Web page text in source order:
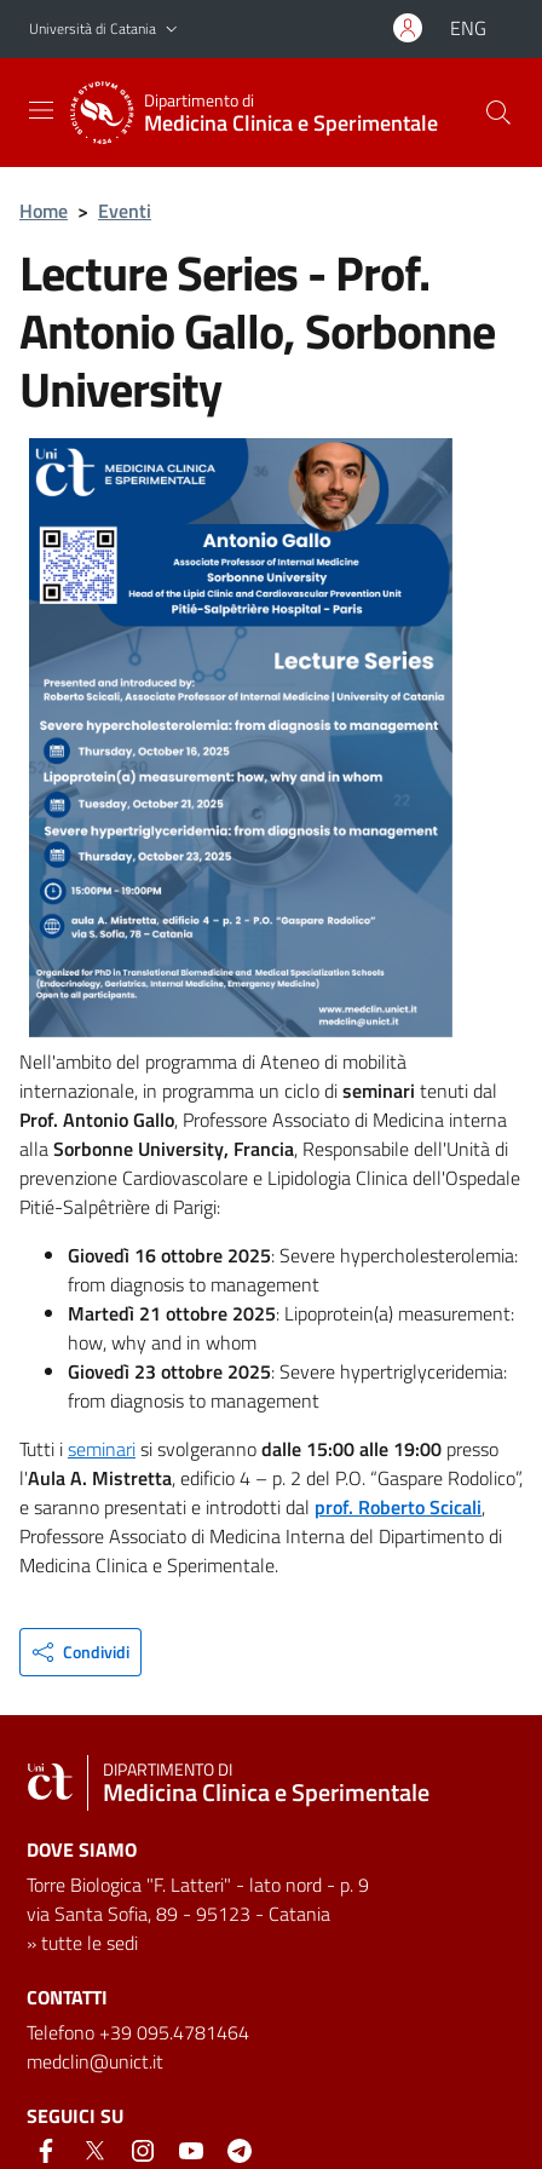
Vai al contenuto principale
Vai al menu di navigazione
Università di Catania ENG
Dipartimento di
Medicina Clinica e Sperimentale
Home > Eventi
Lecture Series - Prof.
Antonio Gallo, Sorbonne
University
Nell'ambito del programma di Ateneo di mobilità
internazionale, in programma un ciclo diseminari tenuti dal
Prof. Antonio Gallo, Professore Associato di Medicina interna
allaSorbonne University, Francia, Responsabile dell'Unità di
prevenzione Cardiovascolare e Lipidologia Clinica dell'Ospedale
Pitié-Salpêtrière di Parigi:
Giovedì 16 ottobre 2025: Severe hypercholesterolemia:
from diagnosis to management
Martedì 21 ottobre 2025: Lipoprotein(a) measurement:
how, why and in whom
Giovedì 23 ottobre 2025: Severe hypertriglyceridemia:
from diagnosis to management
Tutti iseminarisi svolgerannodalle 15:00 alle 19:00 presso
l'Aula A. Mistretta, edificio 4 – p. 2 del P.O. “Gaspare Rodolico”,
e saranno presentati e introdotti dal prof. Roberto Scicali,
Professore Associato di Medicina Interna del Dipartimento di
Medicina Clinica e Sperimentale.
Condividi
DIPARTIMENTO DI
Medicina Clinica e Sperimentale
DOVE SIAMO
Torre Biologica "F. Latteri" - lato nord - p. 9
via Santa Sofia, 89 - 95123 - Catania
»tutte le sedi
CONTATTI
Telefono +39 095.4781464
medclin@unict.it
SEGUICI SU